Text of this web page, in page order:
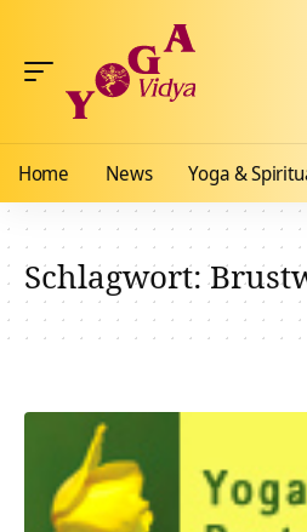
Home News Yoga &
Schlagwort: